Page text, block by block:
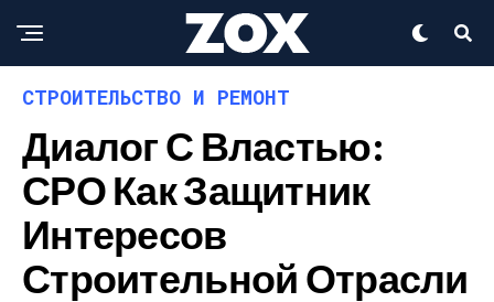
СТРОИТЕЛЬСТВО И РЕМОНТ
Диалог С Властью:
СРО Как Защитник
Интересов
Строительной Отрасли